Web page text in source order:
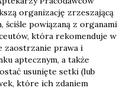
organizację zrzeszającą
ściśle powiązaną z organami
która rekomenduje w
zaostrzanie prawa i
aptecznym, a także
usunięte setki (lub
które ich zdaniem